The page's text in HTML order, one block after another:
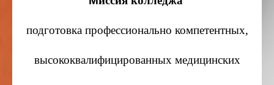
подготовка профессионально компетентных,
высококвалифицированных медицинских